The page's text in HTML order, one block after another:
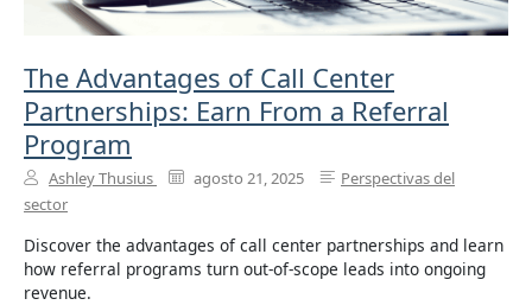
The Advantages of Call Center
Partnerships: Earn From a Referral
Program
Ashley Thusius agosto 21, 2025
Perspectivas del
sector
Discover the advantages of call center partnerships and learn
how referral programs turn out-of-scope leads into ongoing
revenue.